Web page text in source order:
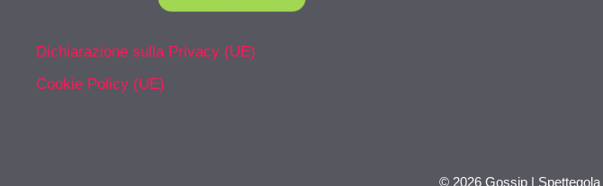
Dichiarazione sulla Privacy (UE)
Cookie Policy (UE)
© 2026 Gossip | Spettegola